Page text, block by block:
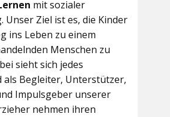
mit sozialer
Unser Ziel ist es, die Kinder
ins Leben zu einem
Menschen zu
sieht sich jedes
als Begleiter, Unterstützer,
Impulsgeber unserer
nehmen ihren